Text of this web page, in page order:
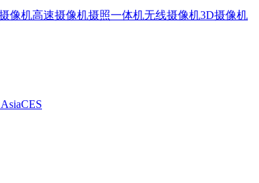
像机高速摄像机摄照一体机无线摄像机3D摄像机
CES